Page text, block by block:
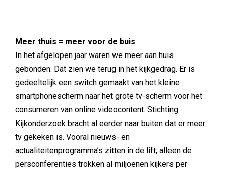
Meer thuis = meer voor de buis
In het afgelopen jaar waren we meer aan huis
gebonden. Dat zien we terug in het kijkgedrag. Er is
gedeeltelijk een switch gemaakt van het kleine
smartphonescherm naar het grote tv-scherm voor het
consumeren van online videocontent. Stichting
Kijkonderzoek bracht al eerder naar buiten dat er meer
tv gekeken is. Vooral nieuws- en
actualiteitenprogramma’s zitten in de lift; alleen de
persconferenties trokken al miljoenen kijkers per